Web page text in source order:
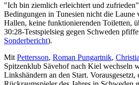
"Ich bin ziemlich erleichtert und
Bedingungen in Tunesien nicht die Laune
Hallen, keine funktionierenden Toiletten,
30:28-Testspielsieg gegen Schweden
Sonderbericht).
Mit Pettersson, Roman Pungartnik,
Spitzenklub Sävehof nach Kiel wechseln
Linkshändern an den Start. Vorausgesetzt,